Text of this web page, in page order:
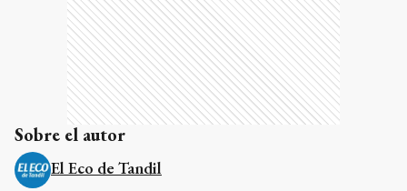
Sobre el autor
El Eco de Tandil